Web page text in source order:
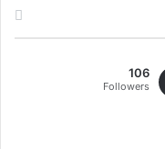
106
Followers